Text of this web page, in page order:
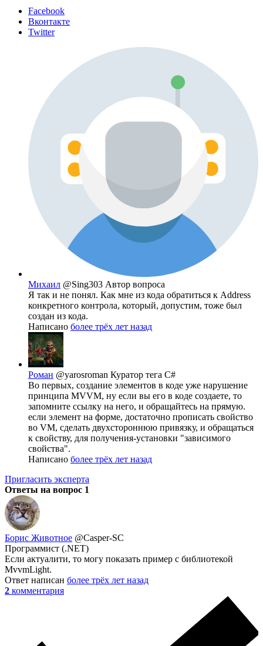
Facebook
Вконтакте
Twitter
Михаил @Sing303 Автор вопроса
Я так и не понял. Как мне из кода обратиться к Address
конкретного контрола, который, допустим, тоже был
создан из кода.
Написано более трёх лет назад
Роман @yarosroman Куратор тега C#
Во первых, создание элементов в коде уже нарушение
принципа MVVM, ну если вы его в коде создаете, то
запомните ссылку на него, и обращайтесь на прямую.
если элемент на форме, достаточно прописать свойство
во VM, сделать двухстороннюю привязку, и обращаться
к свойству, для получения-установки "зависимого
свойства".
Написано более трёх лет назад
Пригласить эксперта
Ответы на вопрос 1
Борис Животное @Casper-SC
Программист (.NET)
Если актуалити, то могу показать пример с библиотекой
MvvmLight.
Ответ написан более трёх лет назад
2 комментария